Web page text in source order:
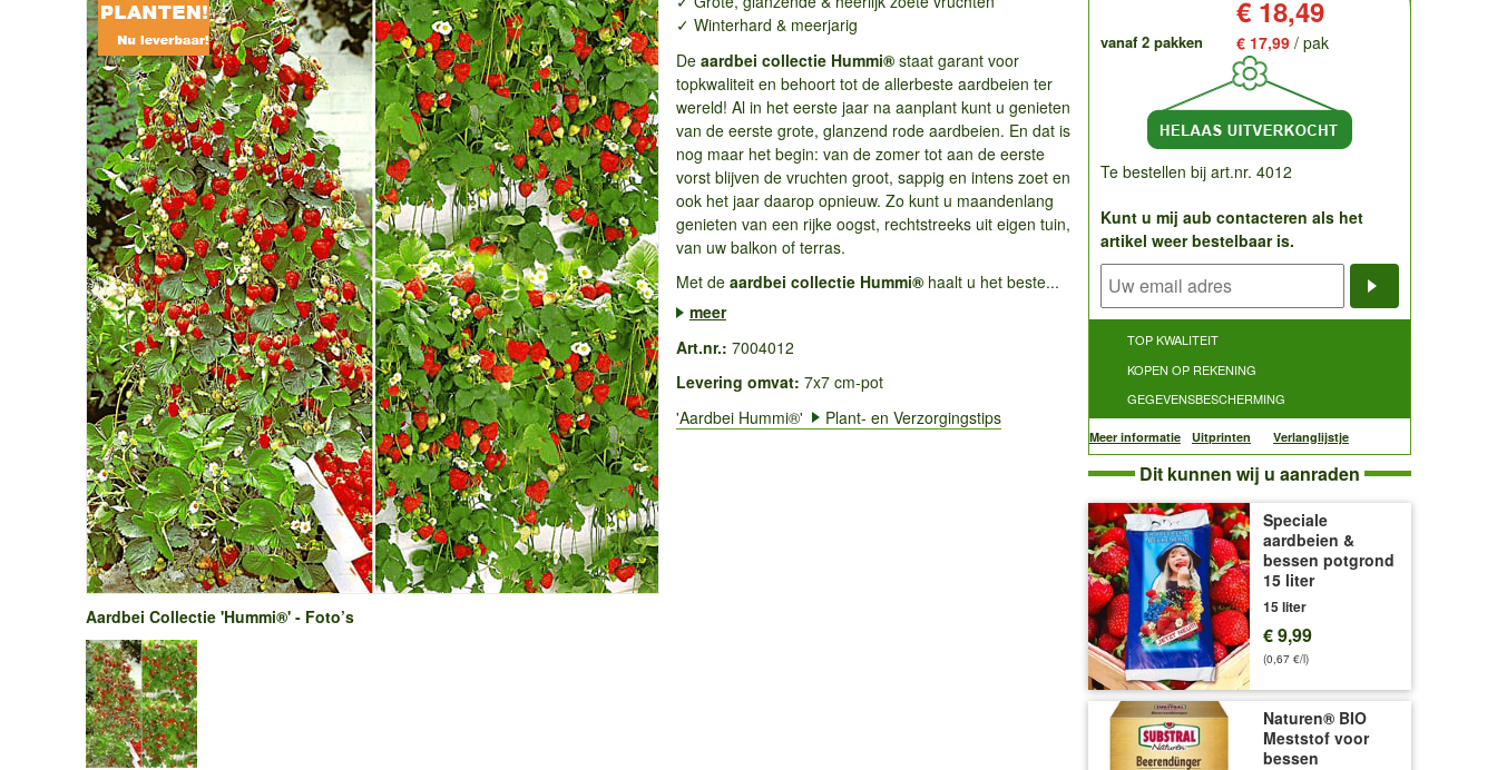
✓ Winterhard & meerjarig
De aardbei collectie Hummi®staat garant voor
topkwaliteit en behoort tot de allerbeste aardbeien ter
wereld! Al in het eerste jaar na aanplant kunt u genieten
van de eerste grote, glanzend rode aardbeien. En dat is
nog maar het begin: van de zomer tot aan de eerste
vorst blijven de vruchten groot, sappig en intens zoet en
ook het jaar daarop opnieuw. Zo kunt u maandenlang
genieten van een rijke oogst, rechtstreeks uit eigen tuin,
van uw balkon of terras.
Met de aardbei collectie Hummi® haalt u het beste...
meer
Art.nr.: 7004012
Levering omvat: 7x7 cm-pot
'Aardbei Hummi®'
Plant- en Verzorgingstips
Aardbei Collectie 'Hummi®' - Foto’s
€ 18,49
vanaf 2 pakken € 17,99 / pak
Te bestellen bij art.nr. 4012
Kunt u mij aub contacteren als het
artikel weer bestelbaar is.
TOP KWALITEIT
KOPEN OP REKENING
GEGEVENSBESCHERMING
Meer informatie Uitprinten Verlanglijstje
Dit kunnen wij u aanraden
Speciale
aardbeien &
bessen potgrond
15 liter
15 liter
€ 9,99
(0,67 €/l)
Naturen® BIO
Meststof voor
bessen